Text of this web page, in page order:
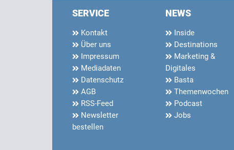
SERVICE
Kontakt
Über uns
Impressum
Mediadaten
Datenschutz
AGB
RSS-Feed
Newsletter
bestellen
NEWS
Inside
Destinations
Marketing &
Digitales
Basta
Themenwochen
Podcast
Jobs